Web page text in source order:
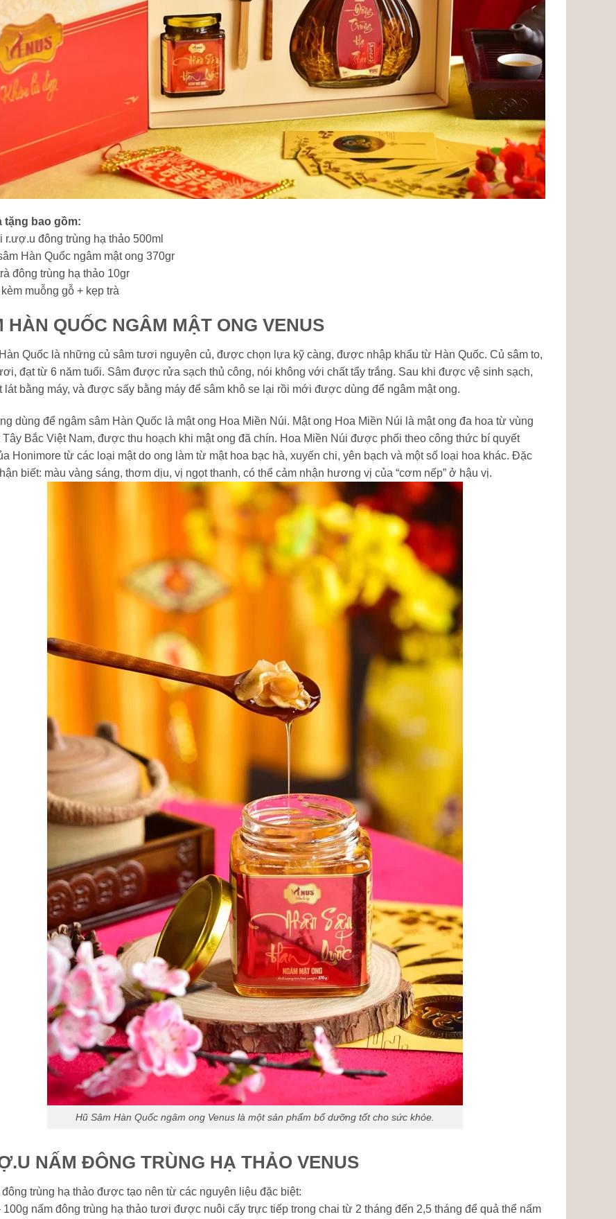
tặng bao gồm:
r.ượ.u đông trùng hạ thảo 500ml
Hàn Quốc ngâm mật ong 370gr
đông trùng hạ thảo 10gr
muỗng gỗ + kẹp trà
HÀN QUỐC NGÂM MẬT ONG VENUS
Quốc là những củ sâm tươi nguyên củ, được chọn lựa kỹ càng, được nhập khẩu từ Hàn Quốc. Củ sâm to,
đạt từ 6 năm tuổi. Sâm được rửa sạch thủ công, nói không với chất tẩy trắng. Sau khi được vệ sinh sạch,
lát bằng máy, và được sấy bằng máy để sâm khô se lại rồi mới được dùng để ngâm mật ong.
dùng để ngâm sâm Hàn Quốc là mật ong Hoa Miền Núi. Mật ong Hoa Miền Núi là mật ong đa hoa từ vùng
Tây Bắc Việt Nam, được thu hoạch khi mật ong đã chín. Hoa Miền Núi được phối theo công thức bí quyết
Honimore từ các loại mật do ong làm từ mật hoa bạc hà, xuyến chi, yên bạch và một số loại hoa khác. Đặc
biết: màu vàng sáng, thơm dịu, vị ngọt thanh, có thể cảm nhận hương vị của “cơm nếp” ở hậu vị.
Hũ Sâm Hàn Quốc ngâm ong Venus là một sản phẩm bổ dưỡng tốt cho sức khỏe.
NẤM ĐÔNG TRÙNG HẠ THẢO VENUS
trùng hạ thảo được tạo nên từ các nguyên liệu đặc biệt:
100g nấm đông trùng hạ thảo tươi được nuôi cấy trực tiếp trong chai từ 2 tháng đến 2,5 tháng để quả thể nấm